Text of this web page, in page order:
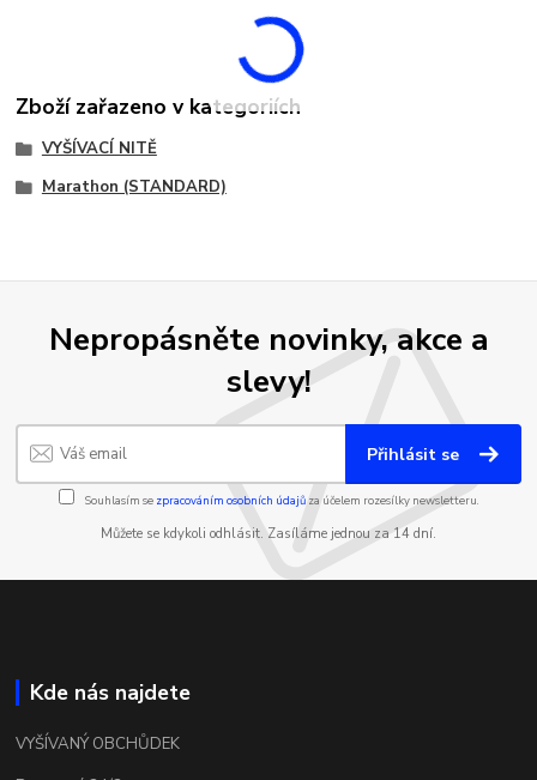
Zboží zařazeno v kategoriích
VYŠÍVACÍ NITĚ
Marathon (STANDARD)
Nepropásněte novinky, akce a
slevy!
Přihlásit se
Souhlasím se zpracováním osobních údajůza účelem rozesílky newsletteru.
Můžete se kdykoli odhlásit. Zasíláme jednou za 14 dní.
Kde nás najdete
VYŠÍVANÝ OBCHŮDEK